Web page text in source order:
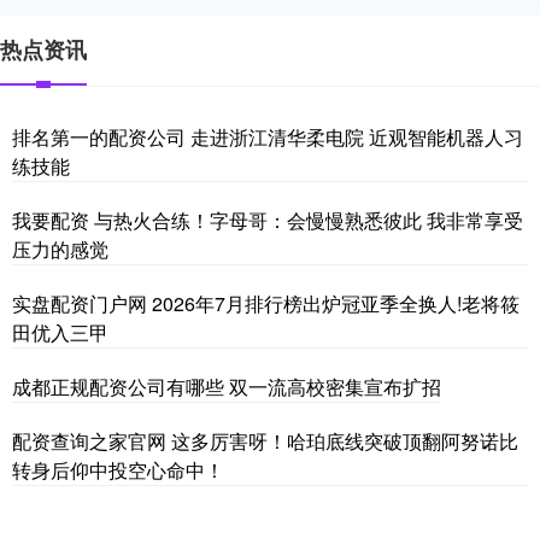
热点资讯
排名第一的配资公司 走进浙江清华柔电院 近观智能机器人习
练技能
我要配资 与热火合练！字母哥：会慢慢熟悉彼此 我非常享受
压力的感觉
实盘配资门户网 2026年7月排行榜出炉冠亚季全换人!老将筱
田优入三甲
成都正规配资公司有哪些 双一流高校密集宣布扩招
配资查询之家官网 这多厉害呀！哈珀底线突破顶翻阿努诺比
转身后仰中投空心命中！